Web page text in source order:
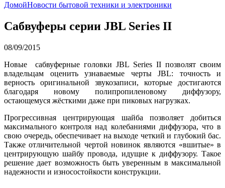
ДомойНовости бытовой техники и электроники
Сабвуферы серии JBL Series II
08/09/2015
Новые сабвуферные головки JBL Series II позволят своим
владельцам оценить узнаваемые черты JBL: точность и
верность оригинальной звукозаписи, которые достигаются
благодаря новому полипропиленовому диффузору,
остающемуся жёсткими даже при пиковых нагрузках.
Прогрессивная центрирующая шайба позволяет добиться
максимального контроля над колебаниями диффузора, что в
свою очередь, обеспечивает на выходе четкий и глубокий бас.
Также отличительной чертой новинок являются «вшитые» в
центрирующую шайбу провода, идущие к диффузору. Такое
решение дает возможность быть уверенным в максимальной
надежности и износостойкости конструкции.